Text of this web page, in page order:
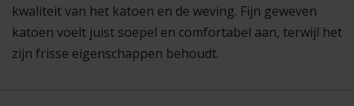
kwaliteit van het katoen en de weving. Fijn geweven
katoen voelt juist soepel en comfortabel aan, terwijl het
zijn frisse eigenschappen behoudt.